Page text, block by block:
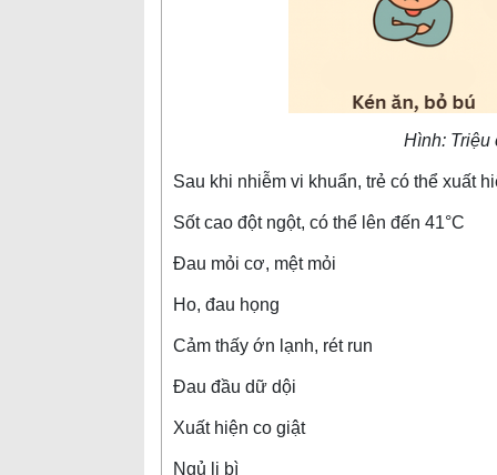
Hình: Triệu
Sau khi nhiễm vi khuẩn, trẻ có thể xuất
Sốt cao đột ngột, có thể lên đến 41°C
Đau mỏi cơ, mệt mỏi
Ho, đau họng
Cảm thấy ớn lạnh, rét run
Đau đầu dữ dội
Xuất hiện co giật
Ngủ li bì